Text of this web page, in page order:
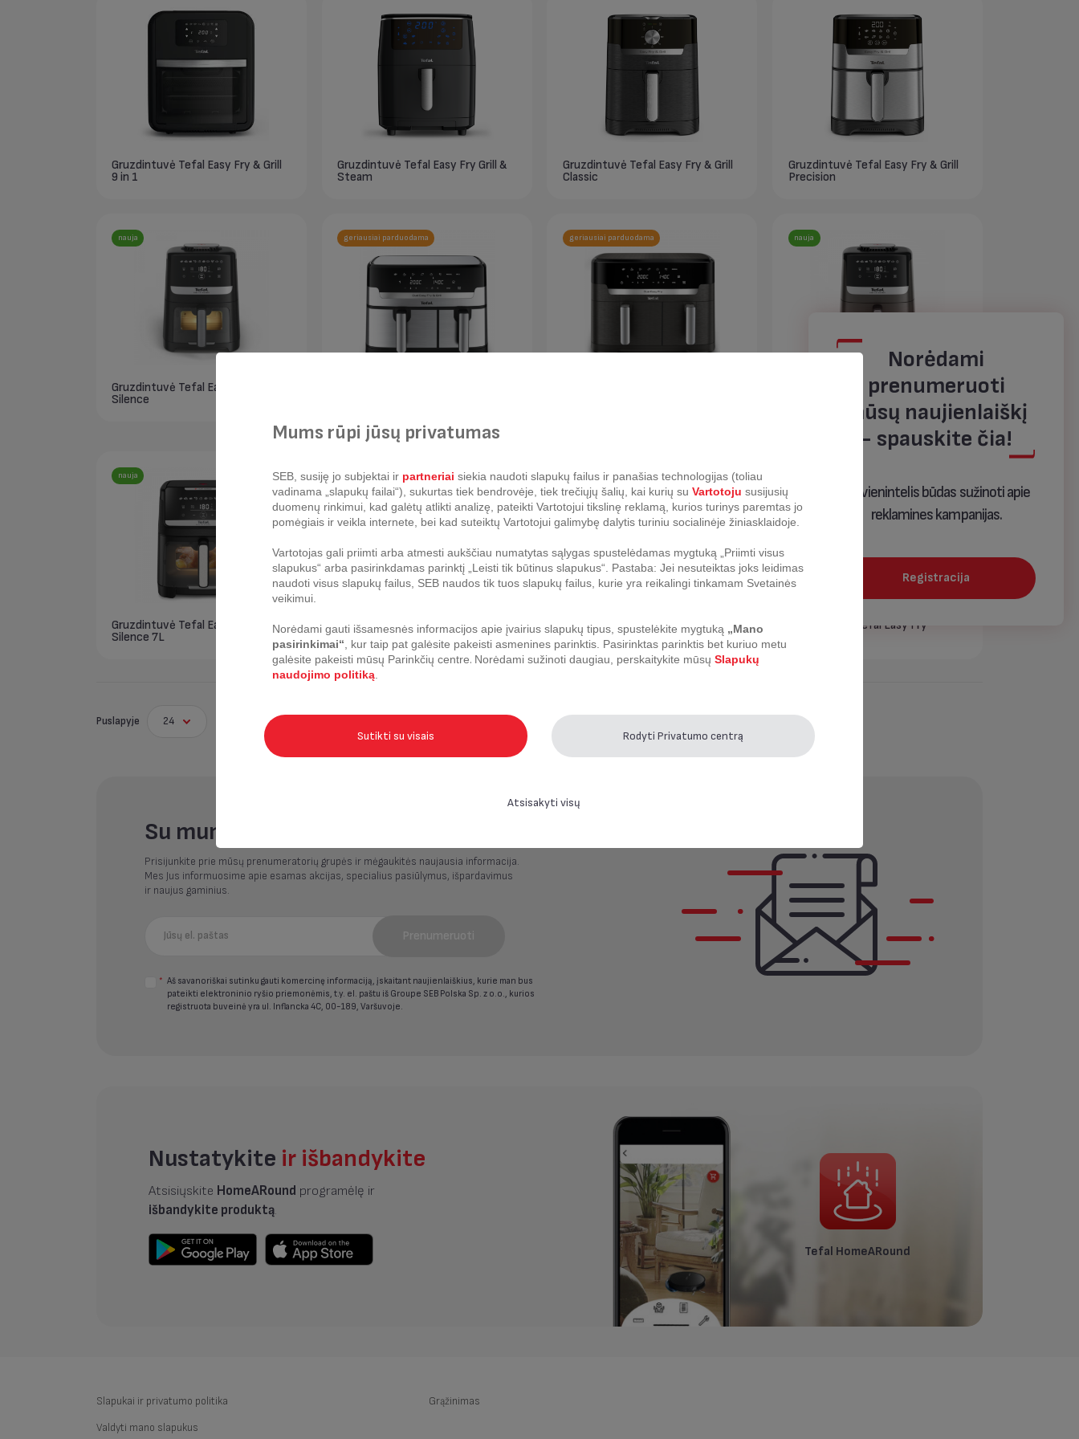
Gruzdintuvė Tefal Easy Fry & Grill
9 in 1
Gruzdintuvė Tefal Easy Fry Grill &
Steam
Gruzdintuvė Tefal Easy Fry & Grill
Classic
Gruzdintuvė Tefal Easy Fry & Grill
Precision
nauja
Gruzdintuvė Tefal Easy Fry
Silence
geriausiai parduodama geriausiai parduodama nauja
Gruzdintuvė Tefal Easy Fry
nauja
Gruzdintuvė Tefal Easy Fry
Silence 7L
Gruzdintuvė Tefal Easy Fry Max 5
L
Gruzdintuvė Tefal Easy Fry
Compact 3L
Gruzdintuvė Tefal Easy Fry
Puslapyje 24
Su mumis - nepraleisite nieko!
Prisijunkite prie mūsų prenumeratorių grupės ir mėgaukitės naujausia informacija.
Mes Jus informuosime apie esamas akcijas, specialius pasiūlymus, išpardavimus
ir naujus gaminius.
Prenumeruoti
* Aš savanoriškai sutinku gauti komercinę informaciją, įskaitant naujienlaiškius, kurie man bus
pateikti elektroninio ryšio priemonėmis, t.y. el. paštu iš Groupe SEB Polska Sp. z o.o., kurios
registruota buveinė yra ul. Inflancka 4C, 00-189, Varšuvoje.
Norėdami
prenumeruoti
mūsų naujienlaiškį
- spauskite čia!
Tai vienintelis būdas sužinoti apie
reklamines kampanijas.
Registracija
SULENKTI
Nustatykite ir išbandykite
Atsisiųskite HomeARound programėlę ir
išbandykite produktą.
Tefal HomeARound
Slapukai ir privatumo politika
Valdyti mano slapukus
Grąžinimas
Mums rūpi jūsų privatumas
SEB, susiję jo subjektai ir partneriai siekia naudoti slapukų failus ir panašias technologijas (toliau
vadinama „slapukų failai“), sukurtas tiek bendrovėje, tiek trečiųjų šalių, kai kurių su Vartotoju susijusių
duomenų rinkimui, kad galėtų atlikti analizę, pateikti Vartotojui tikslinę reklamą, kurios turinys paremtas jo
pomėgiais ir veikla internete, bei kad suteiktų Vartotojui galimybę dalytis turiniu socialinėje žiniasklaidoje.
Vartotojas gali priimti arba atmesti aukščiau numatytas sąlygas spustelėdamas mygtuką „Priimti visus
slapukus“ arba pasirinkdamas parinktį „Leisti tik būtinus slapukus“. Pastaba: Jei nesuteiktas joks leidimas
naudoti visus slapukų failus, SEB naudos tik tuos slapukų failus, kurie yra reikalingi tinkamam Svetainės
veikimui.
Norėdami gauti išsamesnės informacijos apie įvairius slapukų tipus, spustelėkite mygtuką „Mano
pasirinkimai“ , kur taip pat galėsite pakeisti asmenines parinktis. Pasirinktas parinktis bet kuriuo metu
galėsite pakeisti mūsų Parinkčių centre. Norėdami sužinoti daugiau, perskaitykite mūsų Slapukų
naudojimo politiką
Sutikti su visais Rodyti Privatumo centrą
Atsisakyti visų